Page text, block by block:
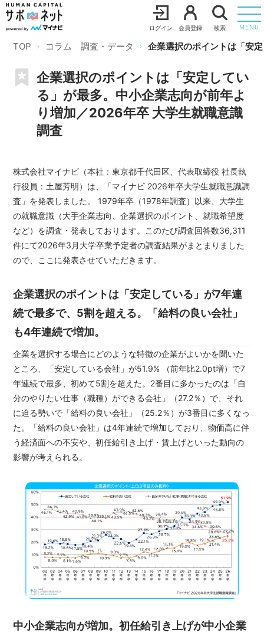
ログイン 会員登録 検索 MENU
TOP コラム 調査・データ 企業選択のポイントは「安
企業選択のポイントは「安定してい
る」が最多。中小企業志向が前年よ
り増加／2026年卒 大学生就職意識
調査
株式会社マイナビ（本社：東京都千代田区、代表取締役 社長執
行役員：土屋芳明）は、「マイナビ 2026年卒大学生就職意識調
査」を発表しました。 1979年卒（1978年調査）以来、大学生
の就職意識（大手企業志向、企業選択のポイント、就職希望度
など）を調査・発表しております。このたび調査回答数36,311
件にて2026年3月大学卒業予定者の調査結果がまとまりました
ので、ここに発表させていただきます。
企業選択のポイントは「安定している」が7年連
続で最多で、5割を超える。「給料の良い会社」
も4年連続で増加。
企業を選択する場合にどのような特徴の企業がよいかを聞いた
ところ、「安定している会社」が51.9% （前年比2.0pt増）で7
年連続で最多、初めて5割を超えた。2番目に多かったのは「自
分のやりたい仕事（職種）ができる会社」（27.2％）で、それ
に迫る勢いで「給料の良い会社」（25.2％）が3番目に多くなっ
た。「給料の良い会社」は4年連続で増加しており、物価高に伴
う経済面への不安や、初任給引き上げ・賃上げといった動向の
影響が考えられる。
中小企業志向が増加。初任給引き上げが中小企業